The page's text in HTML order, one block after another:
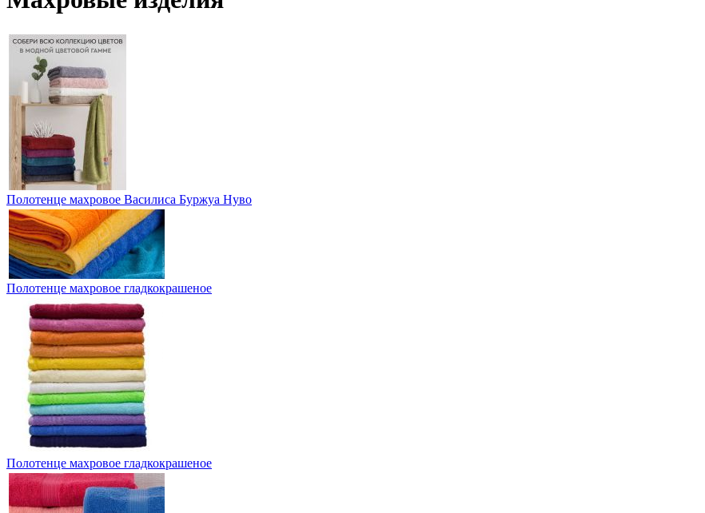
Полотенце махровое Василиса Буржуа Нуво
Полотенце махровое гладкокрашеное
Полотенце махровое гладкокрашеное